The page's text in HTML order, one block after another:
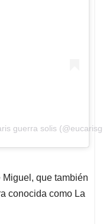
guerra solis
que también
conocida como La